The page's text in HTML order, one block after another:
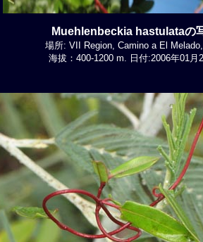
Muehlenbeckia hastulataの
場所: VII Region, Camino a El
海拔：400-1200 m. 日付:2006年01月